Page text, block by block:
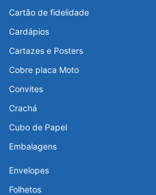
Cartão de fidelidade
Cardápios
Cartazes e Posters
Cobre placa Moto
Convites
Crachá
Cubo de Papel
Embalagens
Envelopes
Folhetos